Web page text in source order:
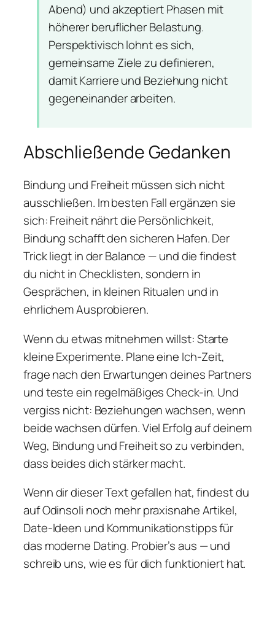
Abend) und akzeptiert Phasen mit
höherer beruflicher Belastung.
Perspektivisch lohnt es sich,
gemeinsame Ziele zu definieren,
damit Karriere und Beziehung nicht
gegeneinander arbeiten.
Abschließende Gedanken
Bindung und Freiheit müssen sich nicht
ausschließen. Im besten Fall ergänzen sie
sich: Freiheit nährt die Persönlichkeit,
Bindung schafft den sicheren Hafen. Der
Trick liegt in der Balance — und die findest
du nicht in Checklisten, sondern in
Gesprächen, in kleinen Ritualen und in
ehrlichem Ausprobieren.
Wenn du etwas mitnehmen willst: Starte
kleine Experimente. Plane eine Ich-Zeit,
frage nach den Erwartungen deines Partners
und teste ein regelmäßiges Check-in. Und
vergiss nicht: Beziehungen wachsen, wenn
beide wachsen dürfen. Viel Erfolg auf deinem
Weg, Bindung und Freiheit so zu verbinden,
dass beides dich stärker macht.
Wenn dir dieser Text gefallen hat, findest du
auf Odinsoli noch mehr praxisnahe Artikel,
Date-Ideen und Kommunikationstipps für
das moderne Dating. Probier’s aus — und
schreib uns, wie es für dich funktioniert hat.